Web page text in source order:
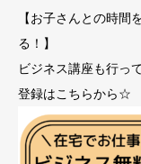
【お子さんとの時間
る！】
ビジネス講座も行っ
登録はこちらから☆